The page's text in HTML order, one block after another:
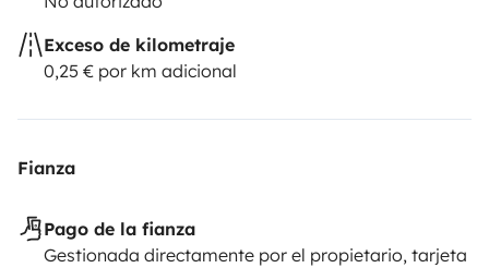
Exceso de kilometraje
0,25 € por km adicional
Fianza
Pago de la fianza
Gestionada directamente por el propietario, tarjeta